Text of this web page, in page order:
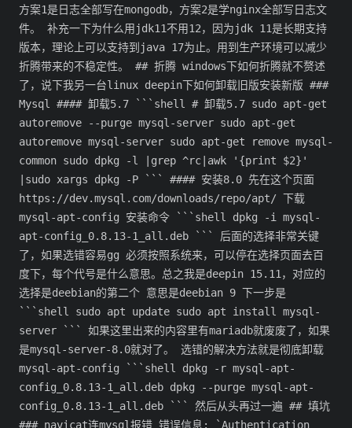
方案1是日志全部写在mongodb，方案2是学nginx全部写日志文
件。 补充一下为什么用jdk11不用12，因为jdk 11是长期支持
版本，理论上可以支持到java 17为止。用到生产环境可以减少
折腾带来的不稳定性。 ## 折腾 windows下如何折腾就不赘述
了，说下我另一台linux deepin下如何卸载旧版安装新版 ###
Mysql #### 卸载5.7 ```shell # 卸载5.7 sudo apt-get
autoremove --purge mysql-server sudo apt-get
autoremove mysql-server sudo apt-get remove mysql-
common sudo dpkg -l |grep ^rc|awk '{print $2}'
|sudo xargs dpkg -P ``` #### 安装8.0 先在这个页面
https://dev.mysql.com/downloads/repo/apt/ 下载
mysql-apt-config 安装命令 ```shell dpkg -i mysql-
apt-config_0.8.13-1_all.deb ``` 后面的选择非常关键
了，如果选错容易gg 必须按照系统来，可以停在选择页面去百
度下，每个代号是什么意思。总之我是deepin 15.11，对应的
选择是deebian的第二个 意思是deebian 9 下一步是
```shell sudo apt update sudo apt install mysql-
server ``` 如果这里出来的内容里有mariadb就废废了，如果
是mysql-server-8.0就对了。 选错的解决方法就是彻底卸载
mysql-apt-config ```shell dpkg -r mysql-apt-
config_0.8.13-1_all.deb dpkg --purge mysql-apt-
config_0.8.13-1_all.deb ``` 然后从头再过一遍 ## 填坑
### navicat连mysql报错 错误信息: `Authentication